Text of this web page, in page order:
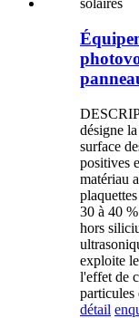
désigne
surface
positives
matériau
30 à 40
hors
exploite
l'effet de
particules
détail